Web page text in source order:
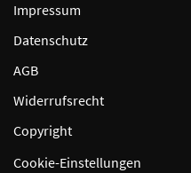
Impressum
Datenschutz
AGB
Widerrufsrecht
Copyright
Cookie-Einstellungen